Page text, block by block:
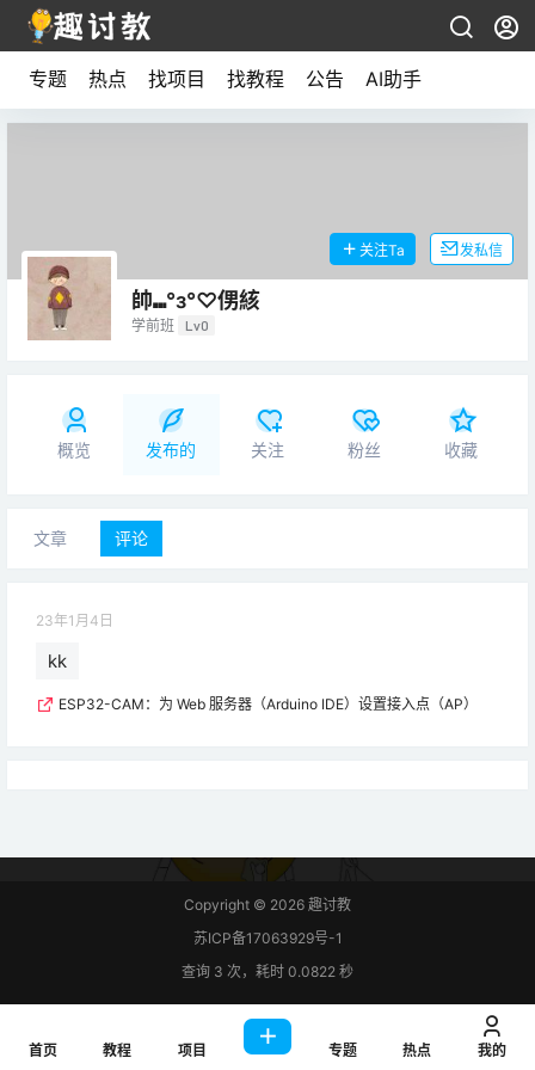
专题 热点 找项目 找教程 公告 AI助手
帥⑉°з°♡侽絯
学前班 Lv0
关注Ta 发私信
概览 发布的 关注 粉丝 收藏
文章 评论
23年1月4日
kk
ESP32-CAM：为 Web 服务器（Arduino IDE）设置接入点（AP）
Copyright © 2026 趣讨教
苏ICP备17063929号-1
查询 3 次，耗时 0.0822 秒
首页 教程 项目 专题 热点 我的